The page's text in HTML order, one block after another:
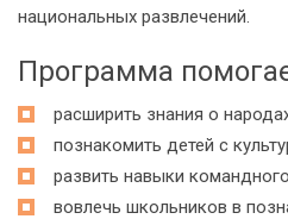
национальных развлечений.
Программа
расширить знания о
познакомить детей с
развить навыки
вовлечь школьников в